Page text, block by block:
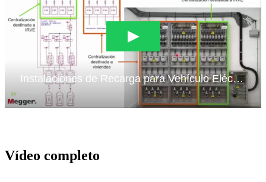
Vídeo completo